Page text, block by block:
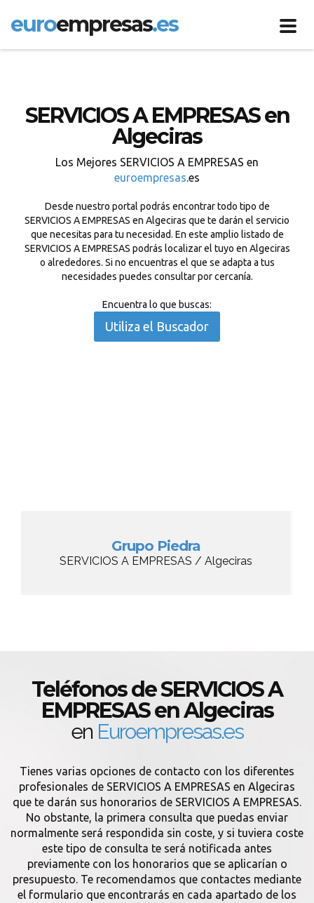
euroempresas.es
SERVICIOS A EMPRESAS en
Algeciras
Los Mejores SERVICIOS A EMPRESAS en
euroempresas.es
Desde nuestro portal podrás encontrar todo tipo de
SERVICIOS A EMPRESAS en Algeciras que te darán el servicio
que necesitas para tu necesidad. En este amplio listado de
SERVICIOS A EMPRESAS podrás localizar el tuyo en Algeciras
o alrededores. Si no encuentras el que se adapta a tus
necesidades puedes consultar por cercanía.
Encuentra lo que buscas:
Utiliza el Buscador
Grupo Piedra
SERVICIOS A EMPRESAS / Algeciras
Teléfonos de SERVICIOS A
EMPRESAS en Algeciras
en Euroempresas.es
Tienes varias opciones de contacto con los diferentes
profesionales de SERVICIOS A EMPRESAS en Algeciras
que te darán sus honorarios de SERVICIOS A EMPRESAS.
No obstante, la primera consulta que puedas enviar
normalmente será respondida sin coste, y si tuviera coste
este tipo de consulta te será notificada antes
previamente con los honorarios que se aplicarían o
presupuesto. Te recomendamos que contactes mediante
el formulario que encontrarás en cada apartado de los